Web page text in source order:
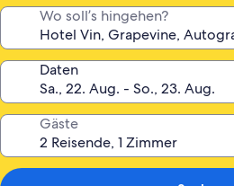
Wo soll’s hingehen?
Daten
Gäste